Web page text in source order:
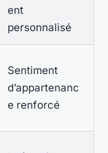
ent
personnalisé
Sentiment
d’appartenanc
e renforcé